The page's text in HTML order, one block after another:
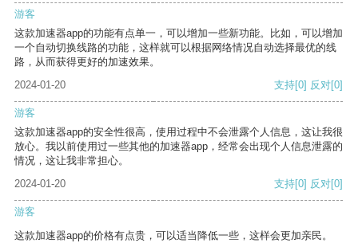
游客
这款加速器app的功能有点单一，可以增加一些新功能。比如，可以增加
一个自动切换线路的功能，这样就可以根据网络情况自动选择最优的线
路，从而获得更好的加速效果。
2024-01-20
支持[0] 反对[0]
游客
这款加速器app的安全性很高，使用过程中不会泄露个人信息，这让我很
放心。我以前使用过一些其他的加速器app，经常会出现个人信息泄露的
情况，这让我非常担心。
2024-01-20
支持[0] 反对[0]
游客
这款加速器app的价格有点贵，可以适当降低一些，这样会更加亲民。